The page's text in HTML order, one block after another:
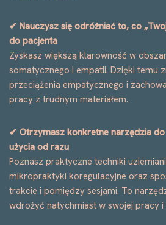
✔ Nauczysz się odróżniać to, co
do pacjenta
Zyskasz większą klarowność w
somatycznego i empatii. Dzięki temu
przeciążenia empatycznego i
pracy z trudnym materiałem.
✔ Otrzymasz konkretne narzędzia
użycia od razu
Poznasz praktyczne techniki
mikropraktyki koregulacyjne oraz
trakcie i pomiędzy sesjami. To
wdrożyć natychmiast w swojej pracy